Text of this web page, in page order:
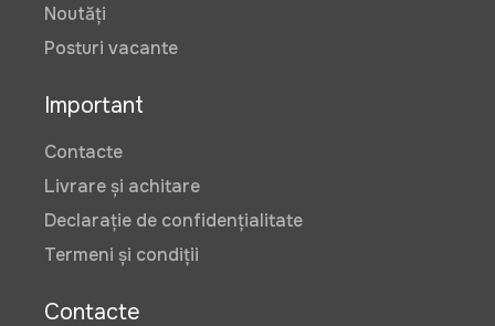
mm, 230 V
Art:GES1GS30M
Noutăți
Posturi vacante
Important
Contacte
Livrare și achitare
Declarație de confidențialitate
Termeni și condiții
Contacte